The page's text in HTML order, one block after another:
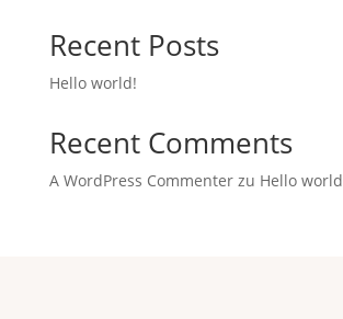
Recent Posts
Hello world!
Recent Comments
A WordPress Commenterzu Hello